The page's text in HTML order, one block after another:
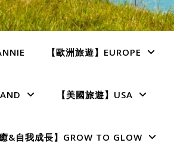
【歐洲旅遊】EUROPE
【美國旅遊】USA
癒&自我成長】GROW TO GLOW